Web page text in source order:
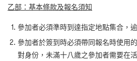
乙部：基本條款及報名須知
參加者必須準時到達指定地點集合，
參加者於簽到時必須帶同報名時使用
對身份，未滿十八歲之參加者需要在